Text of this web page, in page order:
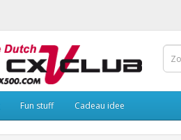
Fun stuff Cadeau idee